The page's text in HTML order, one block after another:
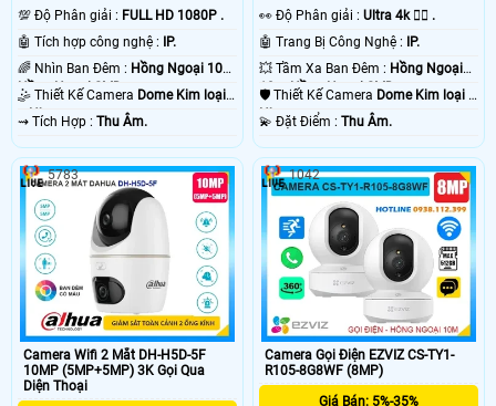
💯 Độ Phân giải : FULL HD 1080P .
🤖️ Tích hợp công nghệ :
IP.
🌈 Nhìn Ban Đêm : Hồng Ngoại 10m
Hồng Ngoại SMD.
🤹 Thiết Kế Camera Dome Kim loại
+ Nhựa.
️⇝ Tích Hợp : Thu Âm.
️👀 Độ Phân giải :Ultra 4k 👍🏾 .
🤖️ Trang Bị Công Nghệ :
IP.
💥 Tầm Xa Ban Đêm : Hồng Ngoại
10m Hồng Ngoại SMD.
🛡 Thiết Kế Camera Dome Kim loại +
Nhựa.
️💫 Đặt Điểm :Thu Âm.
Camera Wifi 2 Mắt DH-H5D-5F
10MP (5MP+5MP) 3K Gọi Qua
Diện Thoại
5783
Camera Gọi Điện EZVIZ CS-TY1-
R105-8G8WF (8MP)
Giá Bán: 5%-35%
1042